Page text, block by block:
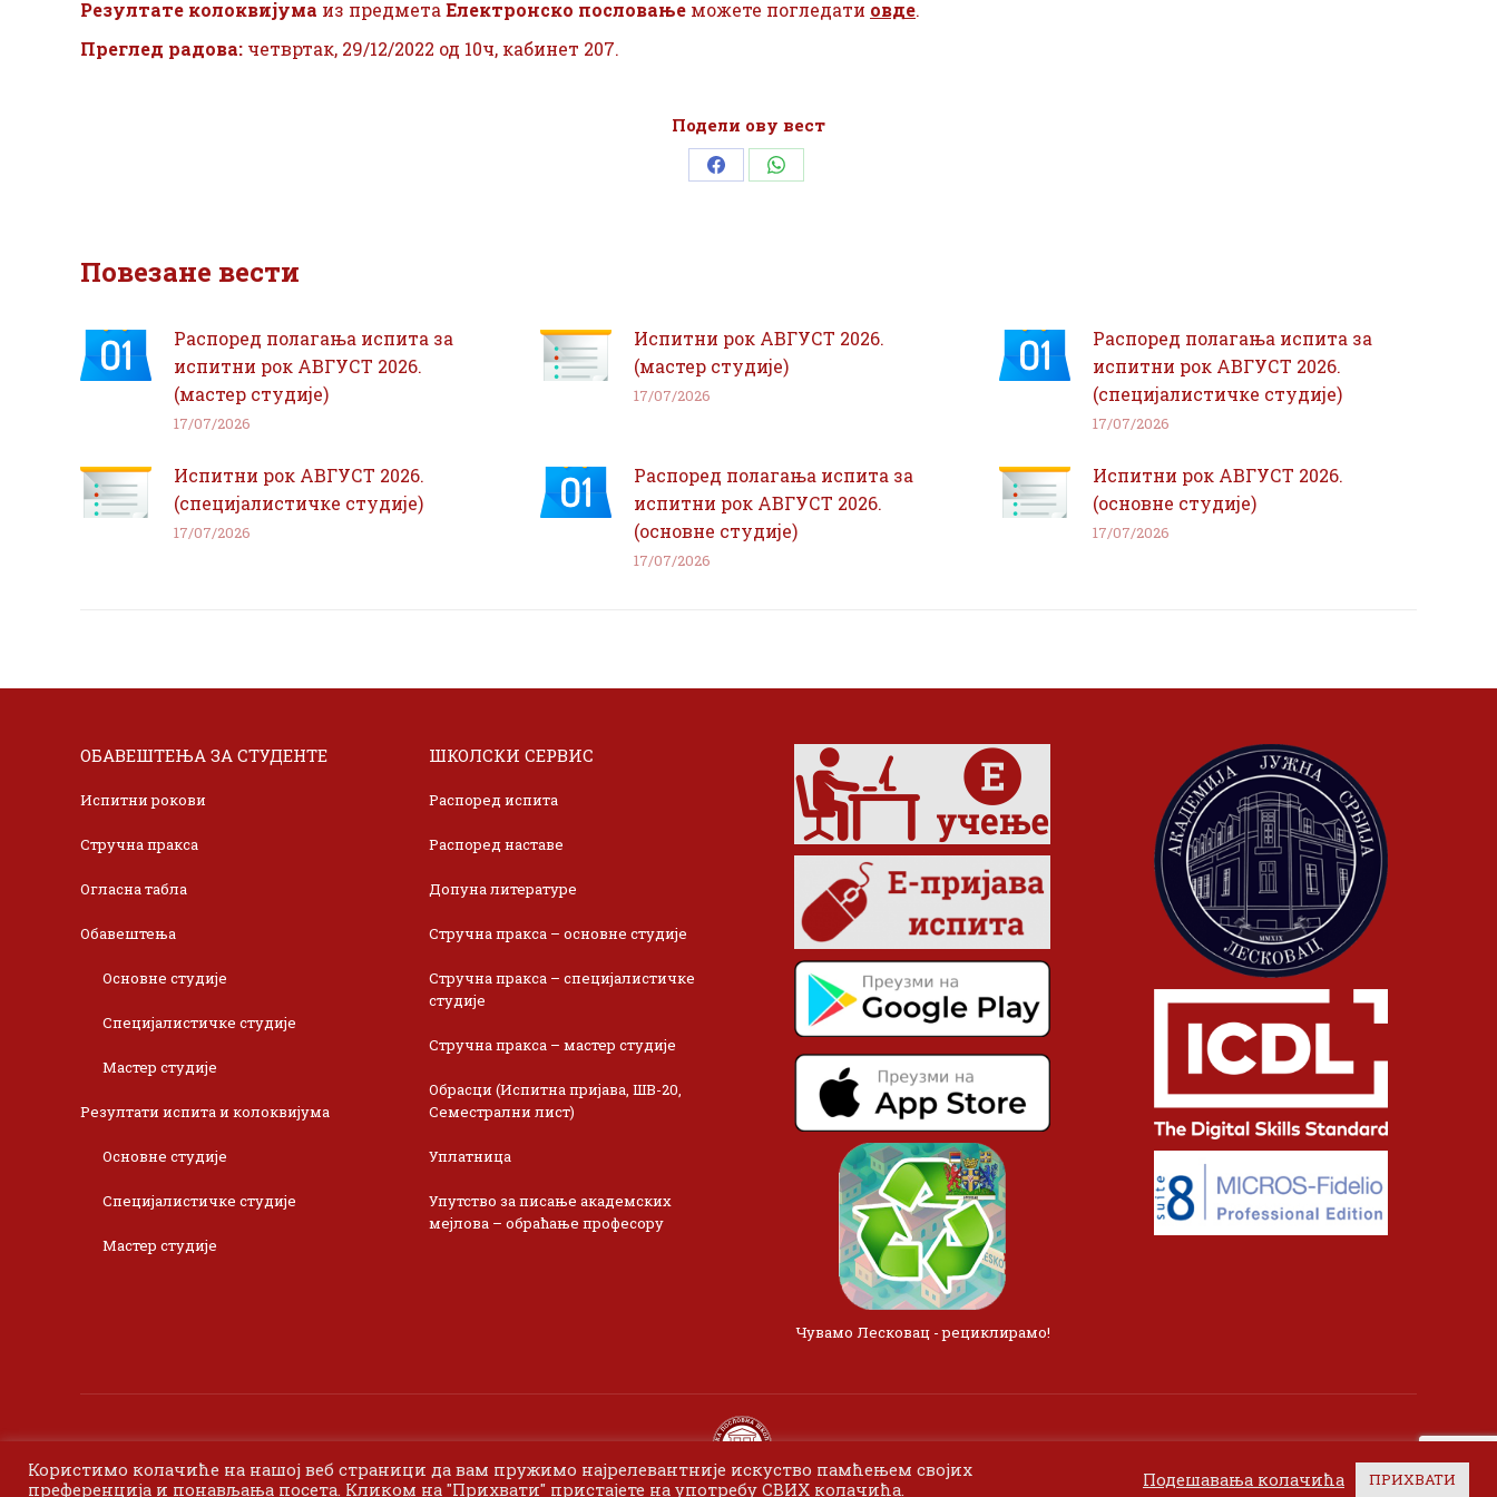
Резултате колоквијума из предмета Електронско пословање можете погледати овде.
Преглед радова: четвртак, 29/12/2022 од 10ч, кабинет 207.
Подели ову вест
Share Share
Повезане вести
Распоред полагања испита за
испитни рок АВГУСТ 2026.
(мастер студије)
17/07/2026
Испитни рок АВГУСТ 2026.
(мастер студије)
17/07/2026
Распоред полагања испита за
испитни рок АВГУСТ 2026.
(специјалистичке студије)
17/07/2026
Испитни рок АВГУСТ 2026.
(специјалистичке студије)
17/07/2026
Распоред полагања испита за
испитни рок АВГУСТ 2026.
(основне студије)
17/07/2026
Испитни рок АВГУСТ 2026.
(основне студије)
17/07/2026
ОБАВЕШТЕЊА ЗА СТУДЕНТЕ
Испитни рокови
Стручна пракса
Огласна табла
Обавештења
Основне студије
Специјалистичке студије
Мастер студије
Резултати испита и колоквијума
Основне студије
Специјалистичке студије
Мастер студије
ШКОЛСКИ СЕРВИС
Распоред испита
Распоред наставе
Допуна литературе
Стручна пракса – основне студије
Стручна пракса – специјалистичке
студије
Стручна пракса – мастер студије
Обрасци (Испитна пријава, ШВ-20,
Семестрални лист)
Уплатница
Упутство за писање академских
мејлова – обраћање професору
Чувамо Лесковац - рециклирамо!
Користимо колачиће на нашој веб страници да вам пружимо најрелевантније искуство памћењем својих
преференција и понављања посета. Кликом на "Прихвати" пристајете на употребу СВИХ колачића.
Подешавања колачића ПРИХВАТИ